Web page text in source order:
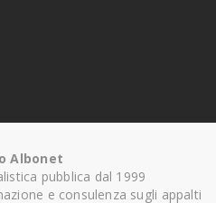
Albonet
pubblica dal 1999
e consulenza sugli appalti